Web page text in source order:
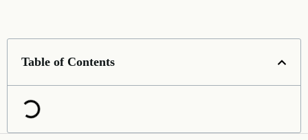
Table of Contents